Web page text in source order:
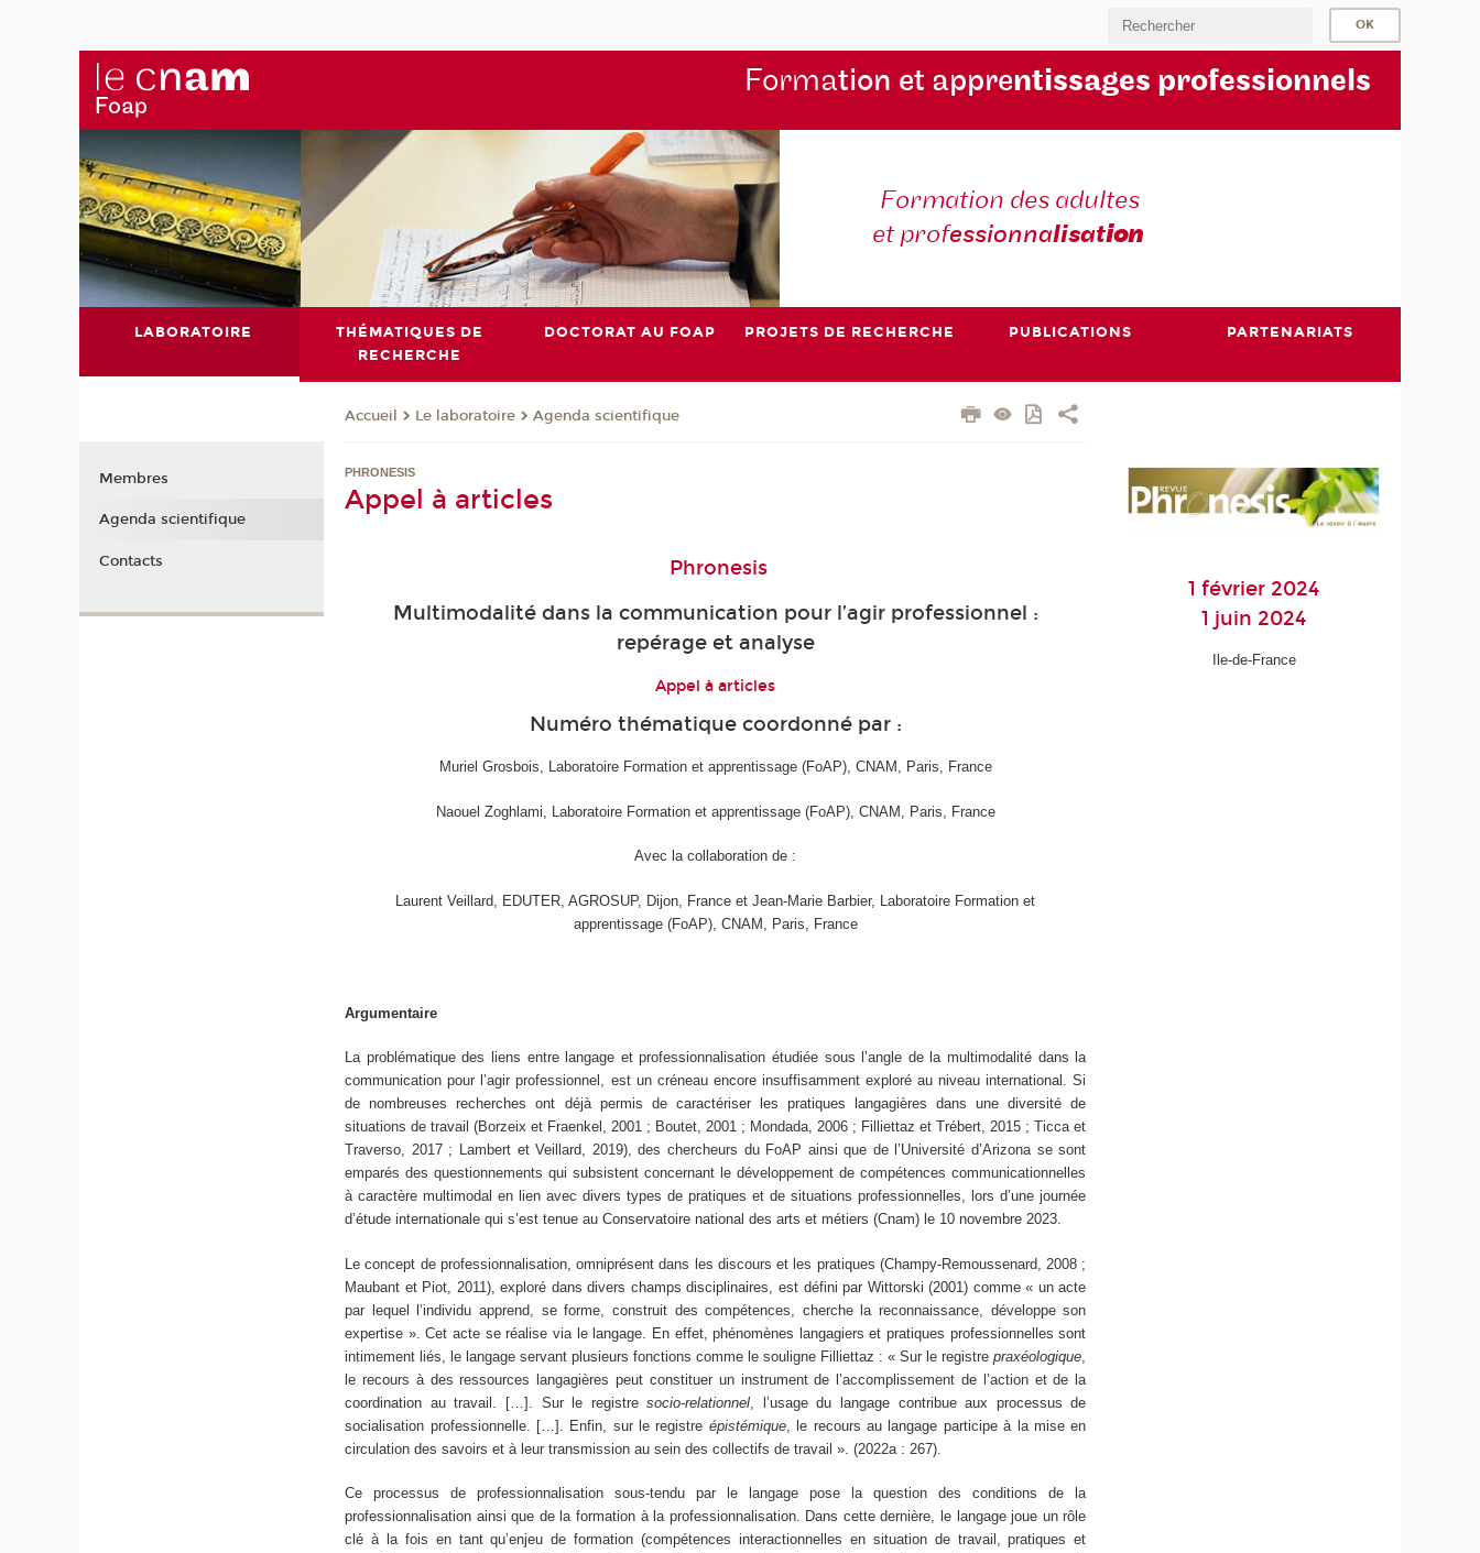
Formation et apprentissages professionnels
Formation des adultes
et professionnalisation
LABORATOIRE
THÉMATIQUES DE
RECHERCHE
DOCTORAT AU FOAP PROJETS DE RECHERCHE PUBLICATIONS PARTENARIATS
Accueil Le laboratoire Agenda scientifique
PHRONESIS
Appel à articles
Phronesis
Multimodalité dans la communication pour l’agir professionnel :
repérage et analyse
Appel à articles
Numéro thématique coordonné par :
Muriel Grosbois, Laboratoire Formation et apprentissage (FoAP), CNAM, Paris, France
Naouel Zoghlami, Laboratoire Formation et apprentissage (FoAP), CNAM, Paris, France
Avec la collaboration de :
Laurent Veillard, EDUTER, AGROSUP, Dijon, France et Jean-Marie Barbier, Laboratoire Formation et
apprentissage (FoAP), CNAM, Paris, France
Argumentaire
La problématique des liens entre langage et professionnalisation étudiée sous l’angle de la multimodalité dans la
communication pour l’agir professionnel, est un créneau encore insuffisamment exploré au niveau international. Si
de nombreuses recherches ont déjà permis de caractériser les pratiques langagières dans une diversité de
situations de travail (Borzeix et Fraenkel, 2001 ; Boutet, 2001 ; Mondada, 2006 ; Filliettaz et Trébert, 2015 ; Ticca et
Traverso, 2017 ; Lambert et Veillard, 2019), des chercheurs du FoAP ainsi que de l’Université d’Arizona se sont
emparés des questionnements qui subsistent concernant le développement de compétences communicationnelles
à caractère multimodal en lien avec divers types de pratiques et de situations professionnelles, lors d’une journée
d’étude internationale qui s’est tenue au Conservatoire national des arts et métiers (Cnam) le 10 novembre 2023.
Le concept de professionnalisation, omniprésent dans les discours et les pratiques (Champy-Remoussenard, 2008 ;
Maubant et Piot, 2011), exploré dans divers champs disciplinaires, est défini par Wittorski (2001) comme « un acte
par lequel l’individu apprend, se forme, construit des compétences, cherche la reconnaissance, développe son
expertise ». Cet acte se réalise via le langage. En effet, phénomènes langagiers et pratiques professionnelles sont
intimement liés, le langage servant plusieurs fonctions comme le souligne Filliettaz : « Sur le registrepraxéologique
le recours à des ressources langagières peut constituer un instrument de l’accomplissement de l’action et de la
coordination au travail. […]. Sur le registresocio-relationnel , l’usage du langage contribue aux processus de
socialisation professionnelle. […]. Enfin, sur le registre épistémique, le recours au langage participe à la mise en
circulation des savoirs et à leur transmission au sein des collectifs de travail ». (2022a : 267).
Ce processus de professionnalisation sous-tendu par le langage pose la question des conditions de la
professionnalisation ainsi que de la formation à la professionnalisation. Dans cette dernière, le langage joue un rôle
clé à la fois en tant qu’enjeu de formation (compétences interactionnelles en situation de travail, pratiques et
1 février 2024
1 juin 2024
Ile-de-France
Membres
Agenda scientifique
Contacts